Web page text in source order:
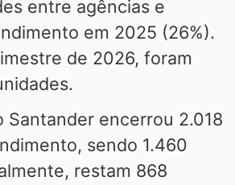
entre agências e
em 2025 (26%).
de 2026, foram
Santander encerrou 2.018
sendo 1.460
restam 868